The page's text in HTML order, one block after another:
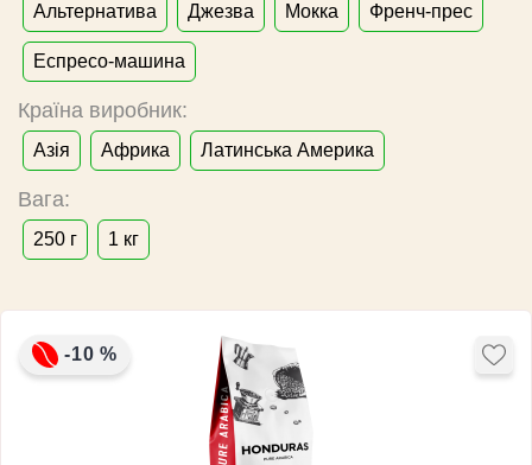
Альтернатива Джезва Мокка Френч-прес
Еспресо-машина
Країна виробник:
Азія Африка Латинська Америка
Вага:
250 г 1 кг
-10 %